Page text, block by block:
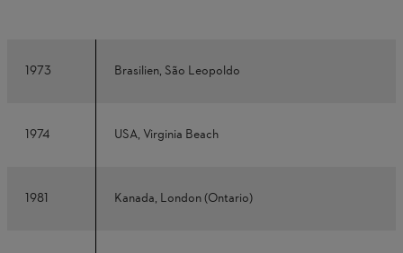
1973 Brasilien, São Leopoldo
1974 USA, Virginia Beach
1981 Kanada, London (Ontario)